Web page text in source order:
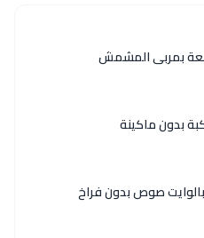
بمربى المشمش
بدون ماكينة
صوص بدون فراخ